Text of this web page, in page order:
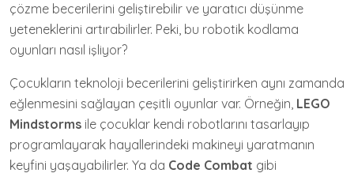
çözme becerilerini geliştirebilir ve yaratıcı düşünme
yeteneklerini artırabilirler. Peki, bu robotik kodlama
oyunları nasıl işliyor?
Çocukların teknoloji becerilerini geliştirirken aynı zamanda
eğlenmesini sağlayan çeşitli oyunlar var. Örneğin, LEGO
Mindstorms ile çocuklar kendi robotlarını tasarlayıp
programlayarak hayallerindeki makineyi yaratmanın
keyfini yaşayabilirler. Ya da Code Combat gibi